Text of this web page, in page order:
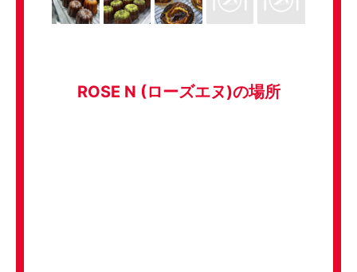
ROSE N (ローズエヌ)の場所